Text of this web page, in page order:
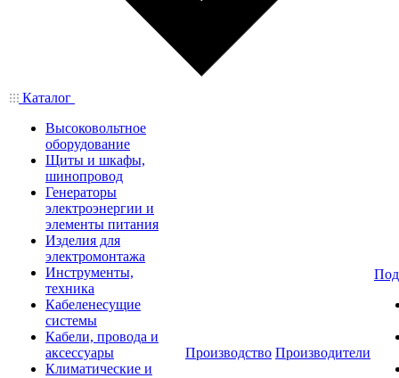
Каталог
Высоковольтное
оборудование
Щиты и шкафы,
шинопровод
Генераторы
электроэнергии и
элементы питания
Изделия для
электромонтажа
Инструменты,
техника
Кабеленесущие
системы
Кабели, провода и
аксессуары
Климатические и
Производство Производители